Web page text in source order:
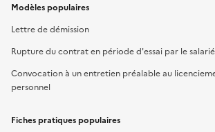
Modèles populaires
Lettre de démission
Rupture du contrat en période d'essai par le salarié
Convocation à un entretien préalable au
personnel
Fiches pratiques populaires